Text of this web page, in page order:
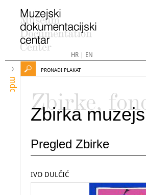
HR| EN
mdc
PRONAĐI PLAKAT
Zbirke,
Zbirka
Pregled Zbirke
IVO DULČIĆ